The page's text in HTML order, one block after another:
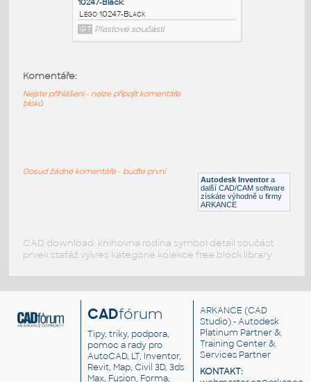
Lego 32017-Red
IPT
Plastové součásti
Lego 10247-Black
Autodesk Inventor a
další CAD/CAM software
získáte výhodně u firmy
ARKANCE
Komentáře:
Nejste přihlášeni - nelze připojit komentáře
bloků
Dosud žádné komentáře - buďte první
CAD download: knihovna rodina symbol detail součást
prvek stafáž výkres kategorie kolekce free block library
CADfórum
Tipy, triky, podpora,
pomoc a rady pro
AutoCAD, LT, Inventor,
Revit, Map, Civil 3D, 3ds
Max, Fusion, Forma,
ARKANCE (CAD
Studio) - Autodesk
Platinum Partner &
Training Center &
Services Partner
KONTAKT: